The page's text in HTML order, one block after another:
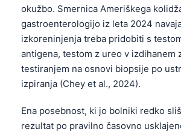
okužbo. Smernica Ameriškega
gastroenterologijo iz leta 2024
izkoreninjenja treba pridobiti s
antigena, testom z ureo v izdihanem
testiranjem na osnovi biopsije po
izpiranja (Chey et al., 2024).
Ena posebnost, ki jo bolniki redko
rezultat po pravilno časovno